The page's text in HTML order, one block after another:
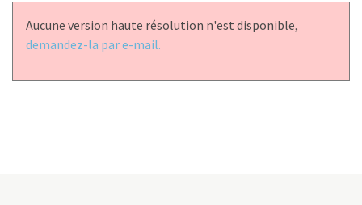
Aucune version haute résolution n'est disponible,
demandez-la par e-mail.